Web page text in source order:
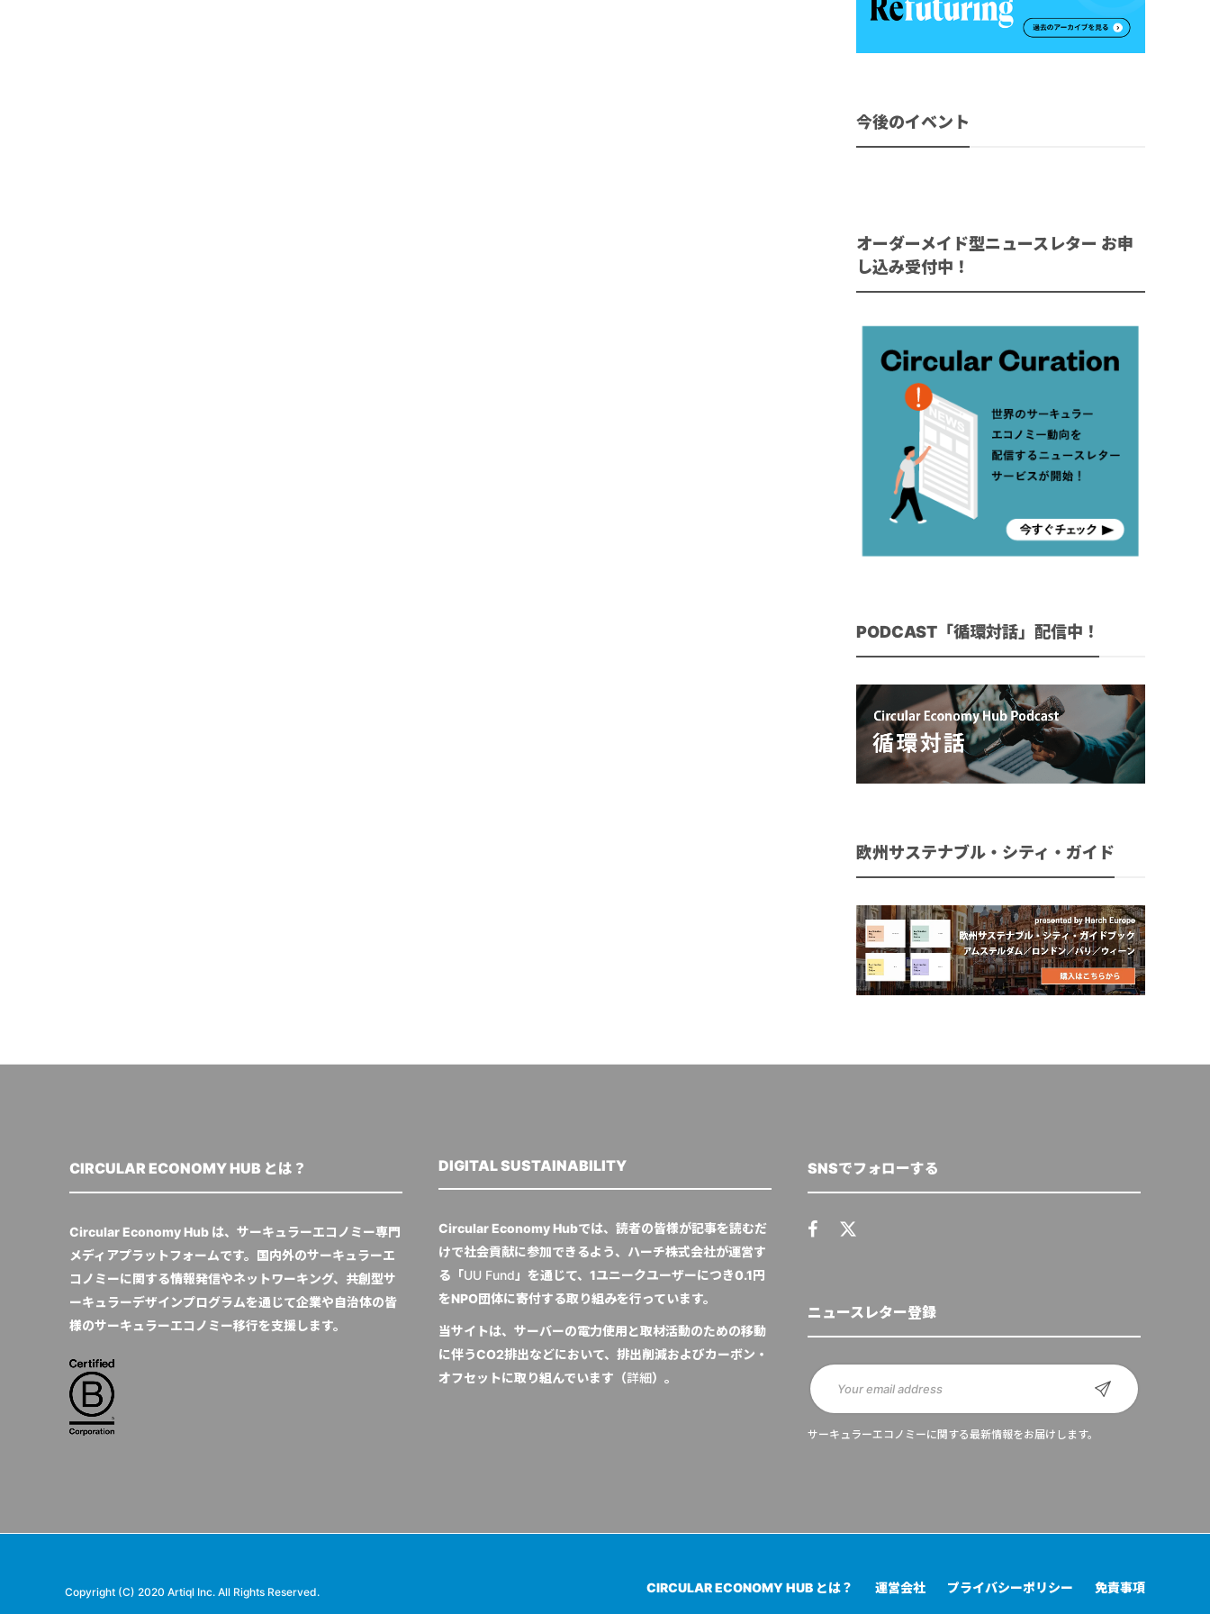
今後のイベント
オーダーメイド型ニュースレター お申
し込み受付中！
PODCAST「循環対話」配信中！
欧州サステナブル・シティ・ガイド
CIRCULAR ECONOMY HUB とは？
Circular Economy Hub は、サーキュラーエコノミー専門
メディアプラットフォームです。国内外のサーキュラーエ
コノミーに関する情報発信やネットワーキング、共創型サ
ーキュラーデザインプログラムを通じて企業や自治体の皆
様のサーキュラーエコノミー移行を支援します。
DIGITAL SUSTAINABILITY
Circular Economy Hubでは、読者の皆様が記事を読むだ
けで社会貢献に参加できるよう、ハーチ株式会社が運営す
る「UU Fund」を通じて、1ユニークユーザーにつき0.1円
をNPO団体に寄付する取り組みを行っています。
当サイトは、サーバーの電力使用と取材活動のための移動
に伴うCO2排出などにおいて、排出削減およびカーボン・
オフセットに取り組んでいます（詳細）。
SNSでフォローする
ニュースレター登録
サーキュラーエコノミーに関する最新情報をお届けします。
Copyright (C) 2020 Artiql Inc. All Rights Reserved. CIRCULAR ECONOMY HUB とは？ 運営会社 プライバシーポリシー 免責事項